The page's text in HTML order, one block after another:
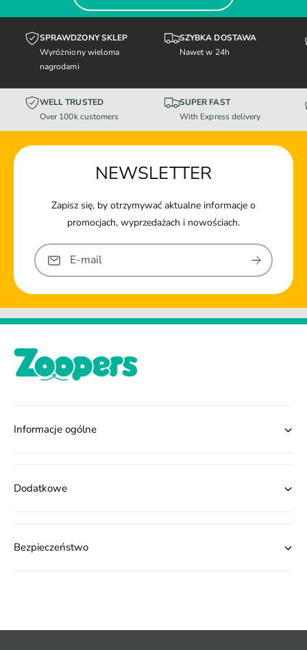
SPRAWDZONY SKLEP
Wyróżniony wieloma
nagrodami
SZYBKA DOSTAWA
Nawet w 24h
WELL TRUSTED
Over 100k customers
SUPER FAST
With Express delivery
NEWSLETTER
Zapisz się, by otrzymywać aktualne informacje o
promocjach, wyprzedażach i nowościach.
E-mail
Informacje ogólne
Dodatkowe
Bezpieczeństwo
e